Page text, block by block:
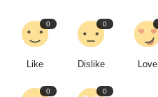
0
Like
0
Dislike Love
0 0